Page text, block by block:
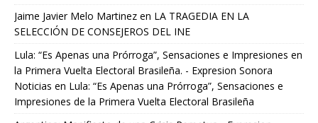
Jaime Javier Melo Martinez en LA TRAGEDIA EN LA
SELECCIÓN DE CONSEJEROS DEL INE
Lula: “Es Apenas una Prórroga”, Sensaciones e Impresiones en
la Primera Vuelta Electoral Brasileña. - Expresion Sonora
Noticias en Lula: “Es Apenas una Prórroga”, Sensaciones e
Impresiones de la Primera Vuelta Electoral Brasileña